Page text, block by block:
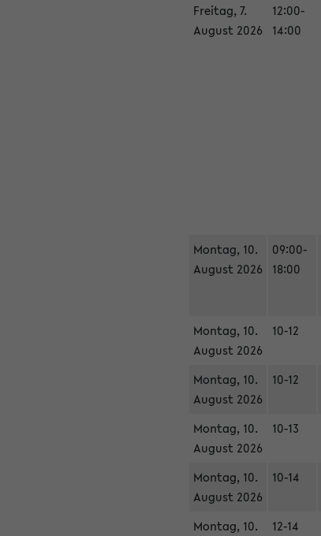
Freitag, 7.
August 2026
12:00-
14:00
Montag, 10.
August 2026
09:00-
18:00
Montag, 10.
August 2026
10-12
Montag, 10.
August 2026
10-12
Montag, 10.
August 2026
10-13
Montag, 10.
August 2026
10-14
Montag, 10.
12-14